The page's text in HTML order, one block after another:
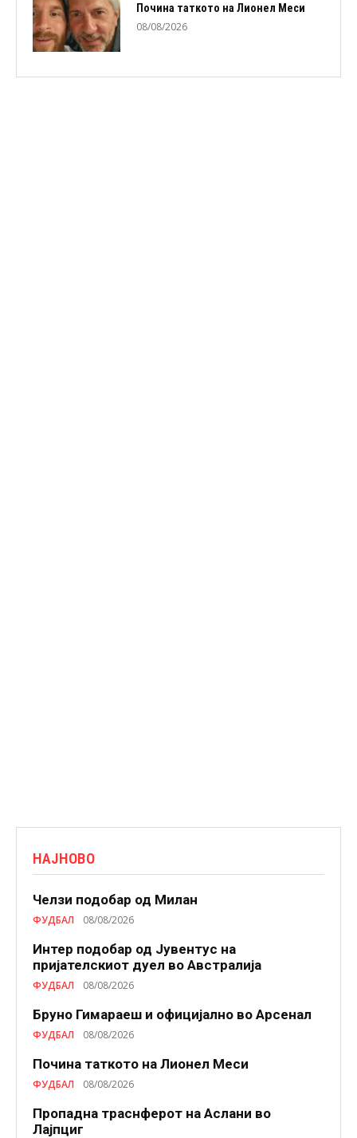
Почина таткото на Лионел Меси
08/08/2026
НАЈНОВО
Челзи подобaр од Милан
ФУДБАЛ 08/08/2026
Интер подобар од Јувентус на
пријателскиот дуел во Австралија
ФУДБАЛ 08/08/2026
Бруно Гимараеш и официјално во Арсенал
ФУДБАЛ 08/08/2026
Почина таткото на Лионел Меси
ФУДБАЛ 08/08/2026
Пропадна траснферот на Аслани во
Лајпциг